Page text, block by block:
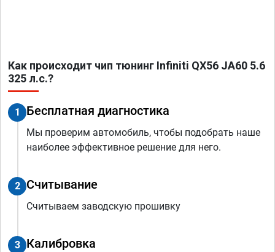
Как происходит чип тюнинг Infiniti QX56 JA60 5.6
325 л.с.?
1 Бесплатная диагностика
Мы проверим автомобиль, чтобы подобрать наше
наиболее эффективное решение для него.
2 Считывание
Считываем заводскую прошивку
3 Калибровка